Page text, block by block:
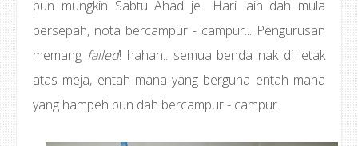
pun mungkin Sabtu Ahad je.. Hari lain dah mula
bersepah, nota bercampur - campur... Pengurusan
memang failed! hahah.. semua benda nak di letak
atas meja, entah mana yang berguna entah mana
yang hampeh pun dah bercampur - campur.